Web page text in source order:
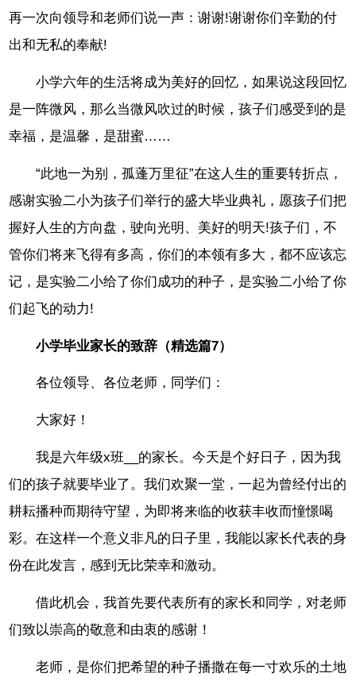
再一次向领导和老师们说一声：谢谢!谢谢你们辛勤的付
出和无私的奉献!
小学六年的生活将成为美好的回忆，如果说这段回忆
是一阵微风，那么当微风吹过的时候，孩子们感受到的是
幸福，是温馨，是甜蜜……
“此地一为别，孤蓬万里征”在这人生的重要转折点，
感谢实验二小为孩子们举行的盛大毕业典礼，愿孩子们把
握好人生的方向盘，驶向光明、美好的明天!孩子们，不
管你们将来飞得有多高，你们的本领有多大，都不应该忘
记，是实验二小给了你们成功的种子，是实验二小给了你
们起飞的动力!
小学毕业家长的致辞（精选篇7）
各位领导、各位老师，同学们：
大家好！
我是六年级x班__的家长。今天是个好日子，因为我
们的孩子就要毕业了。我们欢聚一堂，一起为曾经付出的
耕耘播种而期待守望，为即将来临的收获丰收而憧憬喝
彩。在这样一个意义非凡的日子里，我能以家长代表的身
份在此发言，感到无比荣幸和激动。
借此机会，我首先要代表所有的家长和同学，对老师
们致以崇高的敬意和由衷的感谢！
老师，是你们把希望的种子播撒在每一寸欢乐的土地